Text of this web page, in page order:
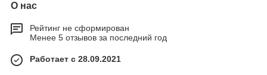
О нас
Рейтинг не сформирован
Менее 5 отзывов за последний год
Работает с 28.09.2021